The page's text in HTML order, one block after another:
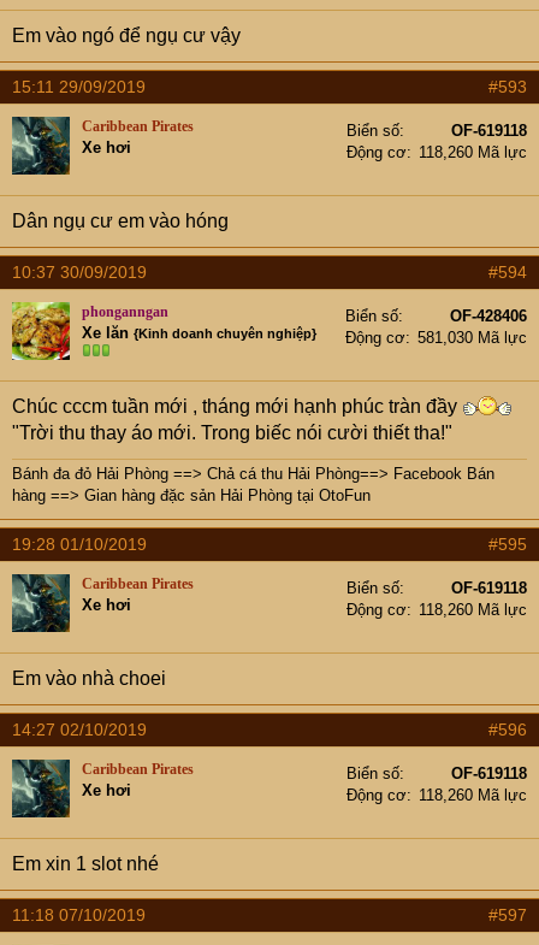
Và rét đầu Đông
Em vào ngó để ngụ cư vậy
15:11 29/09/2019 #593
Caribbean Pirates
Xe hơi
Biển số
OF-619118
Động cơ
118,260 Mã lực
Dân ngụ cư em vào hóng
10:37 30/09/2019 #594
phonganngan
Xe lăn {Kinh doanh chuyên nghiệp}
Biển số
OF-428406
Động cơ
581,030 Mã lực
Chúc cccm tuần mới , tháng mới hạnh phúc tràn đầy
"Trời thu thay áo mới. Trong biếc nói cười thiết tha!"
Bánh đa đỏ Hải Phòng ==> Chả cá thu Hải Phòng==> Facebook Bán
hàng ==> Gian hàng đặc sản Hải Phòng tại OtoFun
19:28 01/10/2019 #595
Caribbean Pirates
Xe hơi
Biển số
OF-619118
Động cơ
118,260 Mã lực
Em vào nhà choei
14:27 02/10/2019 #596
Caribbean Pirates
Xe hơi
Biển số
OF-619118
Động cơ
118,260 Mã lực
Em xin 1 slot nhé
11:18 07/10/2019 #597